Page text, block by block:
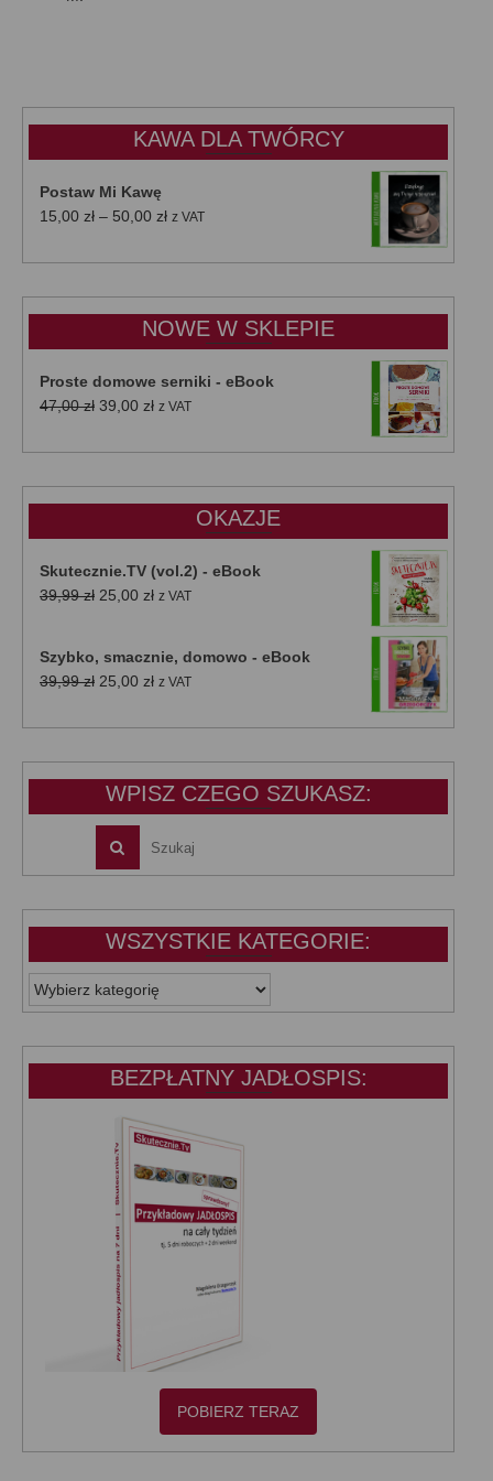
KAWA DLA TWÓRCY
Postaw Mi Kawę
15,00 zł – 50,00 złZakres
od
do
50,00 zł
z VAT
NOWE W SKLEPIE
Proste domowe serniki - eBook
47,00zł Pierwotna
wynosiła:
39,00 złAktualna
wynosi:
z VAT
OKAZJE
Skutecznie.TV (vol.2) - eBook
39,99zł Pierwotna
39,99 zł.
25,00 złAktualna
25,00 zł.
z VAT
Szybko, smacznie, domowo - eBook
39,99zł Pierwotna
wynosiła:
25,00 złAktualna
wynosi:
z VAT
WPISZ CZEGO SZUKASZ:
WSZYSTKIE KATEGORIE:
WSZYSTKIE
KATEGORIE:
BEZPŁATNY JADŁOSPIS:
POBIERZ TERAZ